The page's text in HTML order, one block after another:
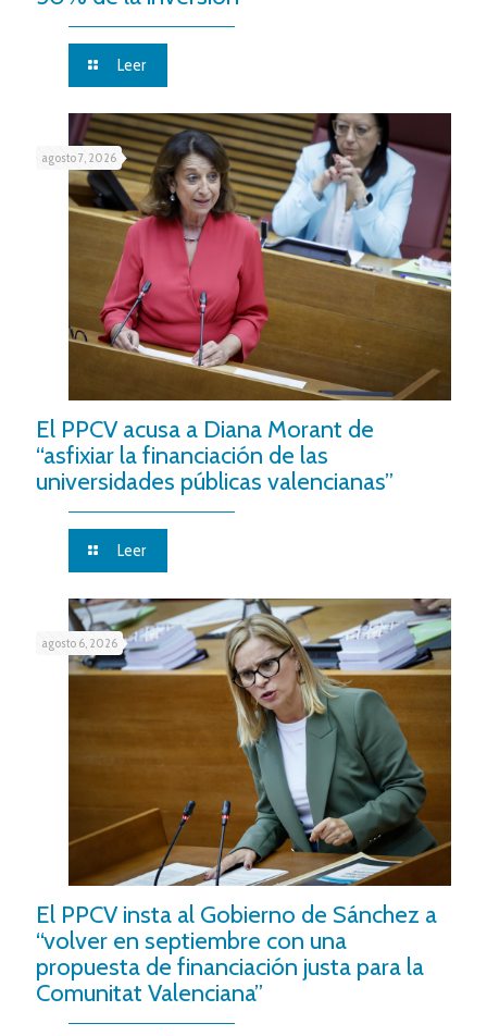
Leer
agosto 7, 2026
El PPCV acusa a Diana Morant de
“asfixiar la financiación de las
universidades públicas valencianas”
Leer
agosto 6, 2026
El PPCV insta al Gobierno de Sánchez a
“volver en septiembre con una
propuesta de financiación justa para la
Comunitat Valenciana”